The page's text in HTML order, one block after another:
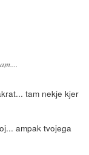
tam nekje kjer
ampak tvojega